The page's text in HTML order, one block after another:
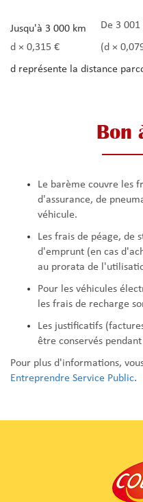
Jusqu'à 3 000 km De 3
d × 0,315 €
(d ×
d représente la distance
Bon
Le barème couvre les
d'assurance, de
véhicule.
Les frais de péage, de
d'emprunt (en cas
au prorata de
Pour les véhicules
les frais de recharge
Les justificatifs
être conservés
Pour plus d'informations,
Entreprendre Service Public.